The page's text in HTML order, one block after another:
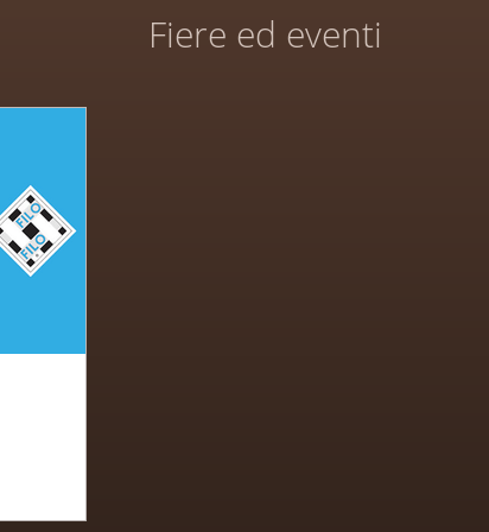
Fiere ed eventi